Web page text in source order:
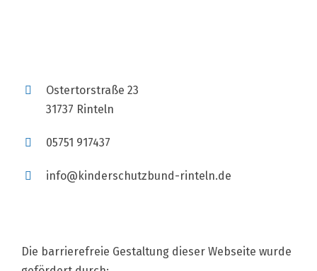
Ostertorstraße 23
31737 Rinteln
05751 917437
info@kinderschutzbund-rinteln.de
Die barrierefreie Gestaltung dieser Webseite wurde